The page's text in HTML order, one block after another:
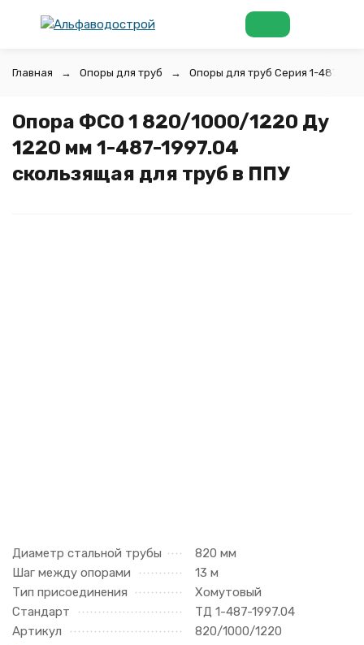
Главная Опоры для труб Опоры для труб Серия 1-487-
Опора ФСО 1 820/1000/1220 Ду
1220 мм 1-487-1997.04
скользящая для труб в ППУ
Диаметр стальной трубы
820 мм
Шаг между опорами
13 м
Тип присоединения
Хомутовый
Стандарт
ТД 1-487-1997.04
Артикул
820/1000/1220